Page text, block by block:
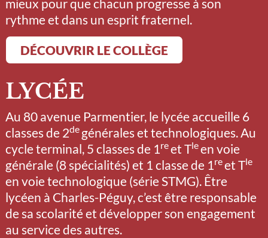
mieux pour que chacun progresse à son
rythme et dans un esprit fraternel.
DÉCOUVRIR LE COLLÈGE
LYCÉE
Au 80 avenue Parmentier, le lycée accueille 6
classes de 2de générales et technologiques. Au
cycle terminal, 5 classes de 1reet Tleen voie
générale (8 spécialités) et 1 classe de 1reet Tle
en voie technologique (série STMG). Être
lycéen à Charles-Péguy, c’est être responsable
de sa scolarité et développer son engagement
au service des autres.